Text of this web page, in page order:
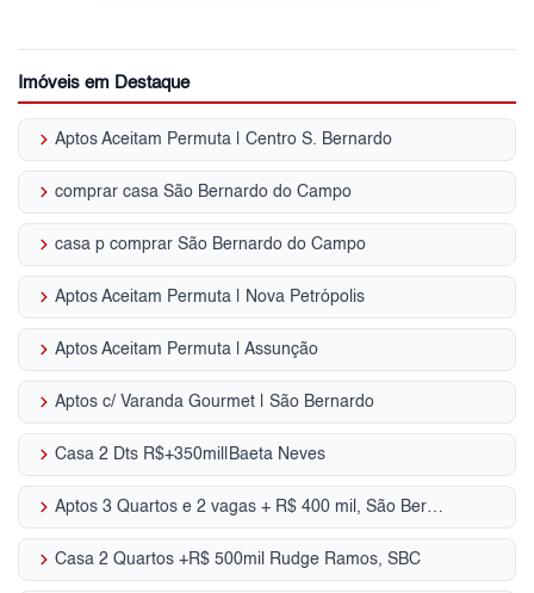
Imóveis em Destaque
keyboard_arrow_right Aptos Aceitam Permuta | Centro S. Bernardo
keyboard_arrow_right comprar casa São Bernardo do Campo
keyboard_arrow_right casa p comprar São Bernardo do Campo
keyboard_arrow_right Aptos Aceitam Permuta | Nova Petrópolis
keyboard_arrow_right Aptos Aceitam Permuta | Assunção
keyboard_arrow_right Aptos c/ Varanda Gourmet | São Bernardo
keyboard_arrow_right Casa 2 Dts R$+350mil|Baeta Neves
keyboard_arrow_right Aptos 3 Quartos e 2 vagas + R$ 400 mil, São Bernardo do Campo, SP
keyboard_arrow_right Casa 2 Quartos +R$ 500mil Rudge Ramos, SBC